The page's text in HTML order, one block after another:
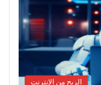
الربح من الإنترنت